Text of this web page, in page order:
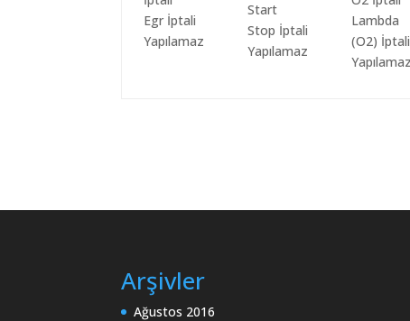
Egr İptali
Yapılamaz
Start
Stop İptali
Yapılamaz
Lambda
(O2) İptali
Yapılamaz
Arşivler
Ağustos 2016